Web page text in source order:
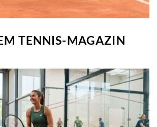
TENNIS-MAGAZIN